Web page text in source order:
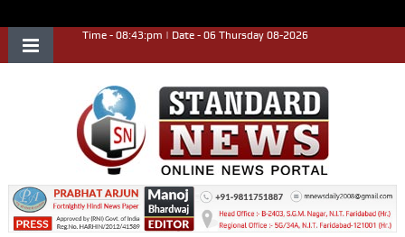
Time - 08:43:pm | Date - 06 Thursday 08-2026